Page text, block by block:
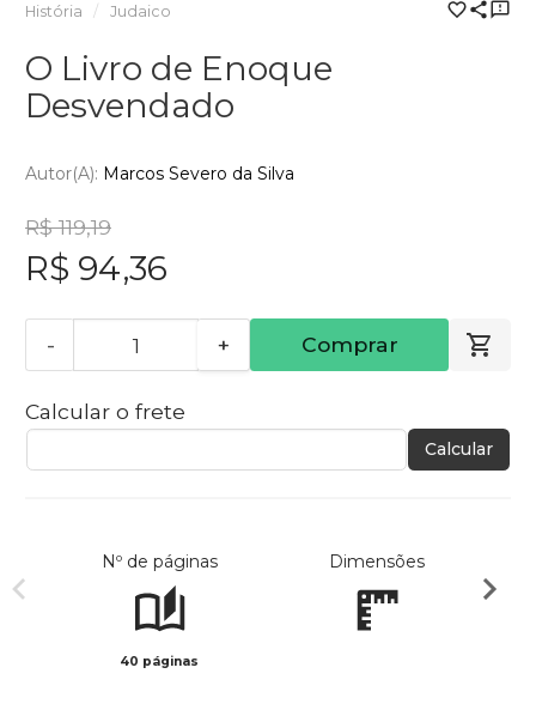
História Judaico
O Livro de Enoque
Desvendado
Autor(a): Marcos Severo da Silva
R$ 119,19
R$ 94,36
- + Comprar
Calcular o frete
Calcular
Nº de páginas
40 páginas
Dimensões